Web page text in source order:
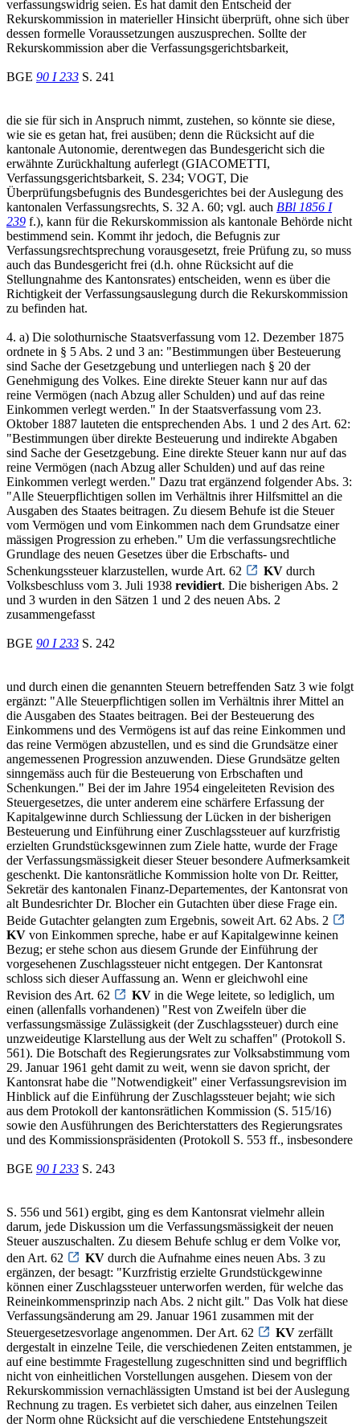
verfassungswidrig seien. Es hat damit den Entscheid der
Rekurskommission in materieller Hinsicht überprüft, ohne sich über
dessen formelle Voraussetzungen auszusprechen. Sollte der
Rekurskommission aber die Verfassungsgerichtsbarkeit,
BGE 90 I 233 S. 241
die sie für sich in Anspruch nimmt, zustehen, so könnte sie diese,
wie sie es getan hat, frei ausüben; denn die Rücksicht auf die
kantonale Autonomie, derentwegen das Bundesgericht sich die
erwähnte Zurückhaltung auferlegt (GIACOMETTI,
Verfassungsgerichtsbarkeit, S. 234; VOGT, Die
Überprüfungsbefugnis des Bundesgerichtes bei der Auslegung des
kantonalen Verfassungsrechts, S. 32 A. 60; vgl. auch BBl 1856 I
239 f.), kann für die Rekurskommission als kantonale Behörde nicht
bestimmend sein. Kommt ihr jedoch, die Befugnis zur
Verfassungsrechtsprechung vorausgesetzt, freie Prüfung zu, so muss
auch das Bundesgericht frei (d.h. ohne Rücksicht auf die
Stellungnahme des Kantonsrates) entscheiden, wenn es über die
Richtigkeit der Verfassungsauslegung durch die Rekurskommission
zu befinden hat.
4. a) Die solothurnische Staatsverfassung vom 12. Dezember 1875
ordnete in § 5 Abs. 2 und 3 an: "Bestimmungen über Besteuerung
sind Sache der Gesetzgebung und unterliegen nach § 20 der
Genehmigung des Volkes. Eine direkte Steuer kann nur auf das
reine Vermögen (nach Abzug aller Schulden) und auf das reine
Einkommen verlegt werden." In der Staatsverfassung vom 23.
Oktober 1887 lauteten die entsprechenden Abs. 1 und 2 des Art. 62:
"Bestimmungen über direkte Besteuerung und indirekte Abgaben
sind Sache der Gesetzgebung. Eine direkte Steuer kann nur auf das
reine Vermögen (nach Abzug aller Schulden) und auf das reine
Einkommen verlegt werden." Dazu trat ergänzend folgender Abs. 3:
"Alle Steuerpflichtigen sollen im Verhältnis ihrer Hilfsmittel an die
Ausgaben des Staates beitragen. Zu diesem Behufe ist die Steuer
vom Vermögen und vom Einkommen nach dem Grundsatze einer
mässigen Progression zu erheben." Um die verfassungsrechtliche
Grundlage des neuen Gesetzes über die Erbschafts- und
Schenkungssteuer klarzustellen, wurde Art. 62
KV durch
Volksbeschluss vom 3. Juli 1938 revidiert. Die bisherigen Abs. 2
und 3 wurden in den Sätzen 1 und 2 des neuen Abs. 2
zusammengefasst
BGE 90 I 233 S. 242
und durch einen die genannten Steuern betreffenden Satz 3 wie folgt
ergänzt: "Alle Steuerpflichtigen sollen im Verhältnis ihrer Mittel an
die Ausgaben des Staates beitragen. Bei der Besteuerung des
Einkommens und des Vermögens ist auf das reine Einkommen und
das reine Vermögen abzustellen, und es sind die Grundsätze einer
angemessenen Progression anzuwenden. Diese Grundsätze gelten
sinngemäss auch für die Besteuerung von Erbschaften und
Schenkungen." Bei der im Jahre 1954 eingeleiteten Revision des
Steuergesetzes, die unter anderem eine schärfere Erfassung der
Kapitalgewinne durch Schliessung der Lücken in der bisherigen
Besteuerung und Einführung einer Zuschlagssteuer auf kurzfristig
erzielten Grundstücksgewinnen zum Ziele hatte, wurde der Frage
der Verfassungsmässigkeit dieser Steuer besondere Aufmerksamkeit
geschenkt. Die kantonsrätliche Kommission holte von Dr. Reitter,
Sekretär des kantonalen Finanz-Departementes, der Kantonsrat von
alt Bundesrichter Dr. Blocher ein Gutachten über diese Frage ein.
Beide Gutachter gelangten zum Ergebnis, soweit Art. 62 Abs. 2
KV von Einkommen spreche, habe er auf Kapitalgewinne keinen
Bezug; er stehe schon aus diesem Grunde der Einführung der
vorgesehenen Zuschlagssteuer nicht entgegen. Der Kantonsrat
schloss sich dieser Auffassung an. Wenn er gleichwohl eine
Revision des Art. 62
KV in die Wege leitete, so lediglich, um
einen (allenfalls vorhandenen) "Rest von Zweifeln über die
verfassungsmässige Zulässigkeit (der Zuschlagssteuer) durch eine
unzweideutige Klarstellung aus der Welt zu schaffen" (Protokoll S.
561). Die Botschaft des Regierungsrates zur Volksabstimmung vom
29. Januar 1961 geht damit zu weit, wenn sie davon spricht, der
Kantonsrat habe die "Notwendigkeit" einer Verfassungsrevision im
Hinblick auf die Einführung der Zuschlagssteuer bejaht; wie sich
aus dem Protokoll der kantonsrätlichen Kommission (S. 515/16)
sowie den Ausführungen des Berichterstatters des Regierungsrates
und des Kommissionspräsidenten (Protokoll S. 553 ff., insbesondere
BGE 90 I 233 S. 243
S. 556 und 561) ergibt, ging es dem Kantonsrat vielmehr allein
darum, jede Diskussion um die Verfassungsmässigkeit der neuen
Steuer auszuschalten. Zu diesem Behufe schlug er dem Volke vor,
den Art. 62
KV durch die Aufnahme eines neuen Abs. 3 zu
ergänzen, der besagt: "Kurzfristig erzielte Grundstückgewinne
können einer Zuschlagssteuer unterworfen werden, für welche das
Reineinkommensprinzip nach Abs. 2 nicht gilt." Das Volk hat diese
Verfassungsänderung am 29. Januar 1961 zusammen mit der
Steuergesetzesvorlage angenommen. Der Art. 62
KV zerfällt
dergestalt in einzelne Teile, die verschiedenen Zeiten entstammen, je
auf eine bestimmte Fragestellung zugeschnitten sind und begrifflich
nicht von einheitlichen Vorstellungen ausgehen. Diesem von der
Rekurskommission vernachlässigten Umstand ist bei der Auslegung
Rechnung zu tragen. Es verbietet sich daher, aus einzelnen Teilen
der Norm ohne Rücksicht auf die verschiedene Entstehungszeit